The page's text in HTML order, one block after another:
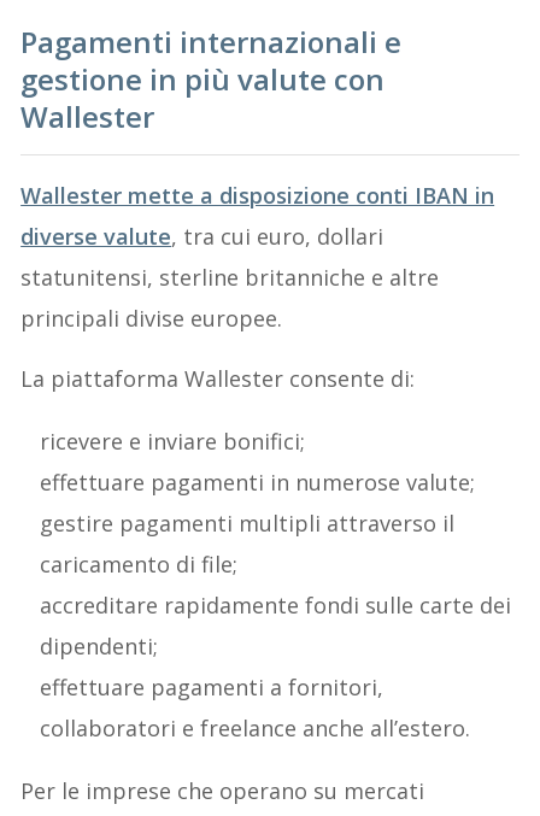
Pagamenti internazionali e
gestione in più valute con
Wallester
Wallester mette a disposizione conti IBAN in
diverse valute, tra cui euro, dollari
statunitensi, sterline britanniche e altre
principali divise europee.
La piattaforma Wallester consente di:
ricevere e inviare bonifici;
effettuare pagamenti in numerose valute;
gestire pagamenti multipli attraverso il
caricamento di file;
accreditare rapidamente fondi sulle carte dei
dipendenti;
effettuare pagamenti a fornitori,
collaboratori e freelance anche all’estero.
Per le imprese che operano su mercati